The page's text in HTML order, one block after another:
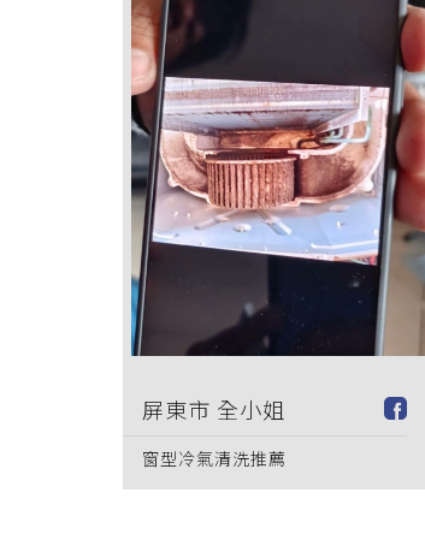
屏東市 全小姐
窗型冷氣清洗推薦